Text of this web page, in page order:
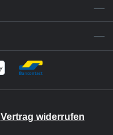
Vertrag widerrufen